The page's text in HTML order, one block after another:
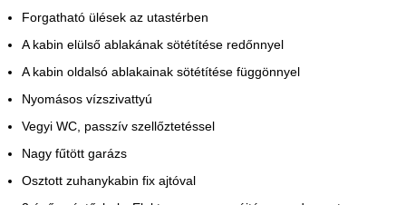
Forgatható ülések az utastérben
A kabin elülső ablakának sötétítése redőnnyel
A kabin oldalsó ablakainak sötétítése függönnyel
Nyomásos vízszivattyú
Vegyi WC, passzív szellőztetéssel
Nagy fűtött garázs
Osztott zuhanykabin fix ajtóval